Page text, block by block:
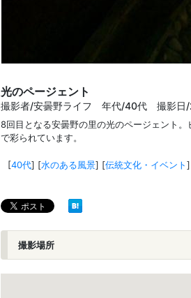
光のページェント
撮影者/安曇野ライフ 年代/40代 撮影日
8回目となる安曇野の里の光のページェント
で彩られています。
[40代] [水のある風景] [伝統文化・イベント]
撮影場所